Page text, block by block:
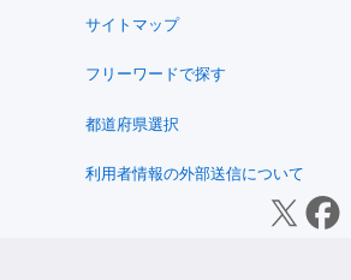
サイトマップ
フリーワードで探す
都道府県選択
利用者情報の外部送信について